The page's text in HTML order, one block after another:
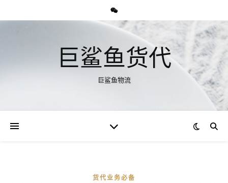
巨鲨鱼货代
巨鲨鱼物流
货代业务必备